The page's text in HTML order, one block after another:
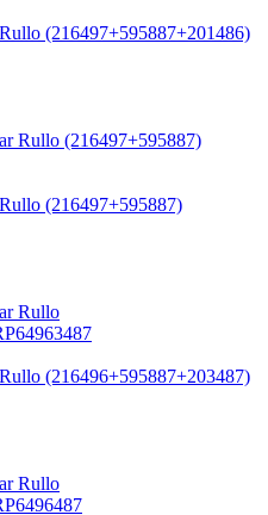
(216497+595887+201486)
(216497+595887)
(216496+595887+203487)